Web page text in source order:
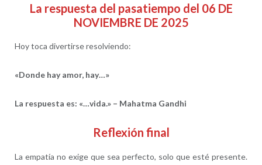
La respuesta del pasatiempo del 06 DE
NOVIEMBRE DE 2025
Hoy toca divertirse resolviendo:
«Donde hay amor, hay…»
La respuesta es: «…vida.» – Mahatma Gandhi
Reflexión final
La empatía no exige que sea perfecto, solo que esté presente.